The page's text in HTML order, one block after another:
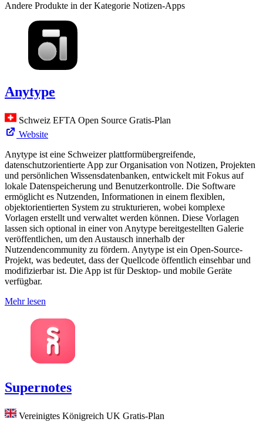
Andere Produkte in der Kategorie Notizen-Apps
Anytype
Schweiz EFTA Open Source Gratis-Plan
Website
Anytype ist eine Schweizer plattformübergreifende,
datenschutzorientierte App zur Organisation von Notizen, Projekten
und persönlichen Wissensdatenbanken, entwickelt mit Fokus auf
lokale Datenspeicherung und Benutzerkontrolle. Die Software
ermöglicht es Nutzenden, Informationen in einem flexiblen,
objektorientierten System zu strukturieren, wobei komplexe
Vorlagen erstellt und verwaltet werden können. Diese Vorlagen
lassen sich optional in einer von Anytype bereitgestellten Galerie
veröffentlichen, um den Austausch innerhalb der
Nutzendencommunity zu fördern. Anytype ist ein Open-Source-
Projekt, was bedeutet, dass der Quellcode öffentlich einsehbar und
modifizierbar ist. Die App ist für Desktop- und mobile Geräte
verfügbar.
Mehr lesen
Supernotes
Vereinigtes Königreich UK Gratis-Plan